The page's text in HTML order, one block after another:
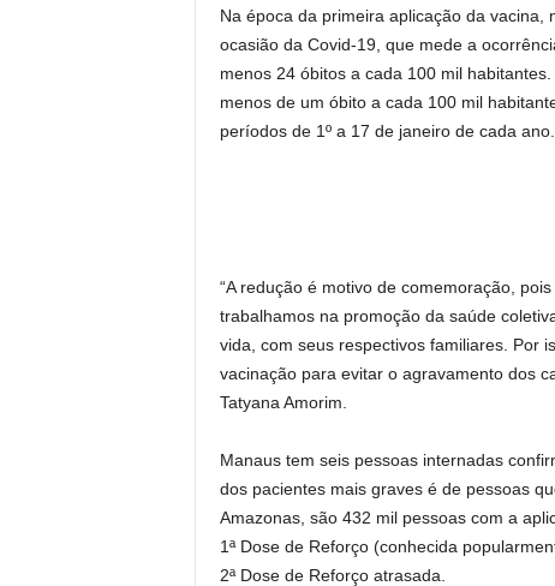
Na época da primeira aplicação da
ocasião da Covid-19, que mede a
menos 24 óbitos a cada 100 mil
menos de um óbito a cada 100 mil
períodos de 1º a 17 de janeiro de cada ano.
“A redução é motivo de comemoração,
trabalhamos na promoção da saúde
vida, com seus respectivos familiares. Por
vacinação para evitar o agravamento dos
Tatyana Amorim.
Manaus tem seis pessoas internadas
dos pacientes mais graves é de pessoas
Amazonas, são 432 mil pessoas com a
1ª Dose de Reforço (conhecida
2ª Dose de Reforço atrasada.